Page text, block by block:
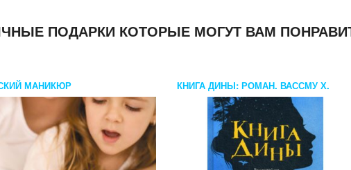
ПОДАРКИ КОТОРЫЕ МОГУТ ВАМ
МАНИКЮР КНИГА ДИНЫ: РОМАН. ВАССМУ Х.